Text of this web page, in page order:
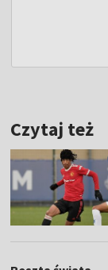
Czytaj też